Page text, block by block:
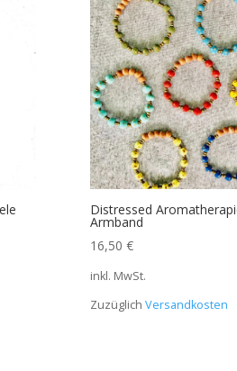
Distressed
Armband
16,50 €
inkl. MwSt.
Zuzüglich Versandkosten